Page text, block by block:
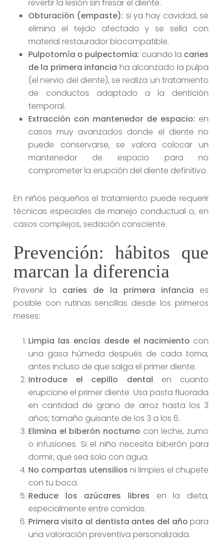
revertir la lesión sin fresar el diente.
Obturación (empaste): si ya hay cavidad, se
elimina el tejido afectado y se sella con
material restaurador biocompatible.
Pulpotomía o pulpectomía: cuando la caries
de la primera infancia ha alcanzado la pulpa
(el nervio del diente), se realiza un tratamiento
de conductos adaptado a la dentición
temporal.
Extracción con mantenedor de espacio: en
casos muy avanzados donde el diente no
puede conservarse, se valora colocar un
mantenedor de espacio para no
comprometer la erupción del diente definitivo.
En niños pequeños el tratamiento puede requerir
técnicas especiales de manejo conductual o, en
casos complejos, sedación consciente.
Prevención: hábitos que
marcan la diferencia
Prevenir la caries de la primera infancia es
posible con rutinas sencillas desde los primeros
meses:
Limpia las encías desde el nacimiento con
una gasa húmeda después de cada toma,
antes incluso de que salga el primer diente.
Introduce el cepillo dental en cuanto
erupcione el primer diente. Usa pasta fluorada
en cantidad de grano de arroz hasta los 3
años; tamaño guisante de los 3 a los 6.
Elimina el biberón nocturno con leche, zumo
o infusiones. Si el niño necesita biberón para
dormir, que sea solo con agua.
No compartas utensilios ni limpies el chupete
con tu boca.
Reduce los azúcares libres en la dieta,
especialmente entre comidas.
Primera visita al dentista antes del año para
una valoración preventiva personalizada.